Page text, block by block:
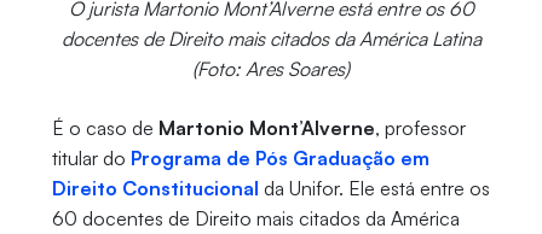
O jurista Martonio Mont’Alverne está entre os 60
docentes de Direito mais citados da América Latina
(Foto: Ares Soares)
É o caso de Martonio Mont’Alverne, professor
titular do Programa de Pós Graduação em
Direito Constitucional da Unifor. Ele está entre os
60 docentes de Direito mais citados da América